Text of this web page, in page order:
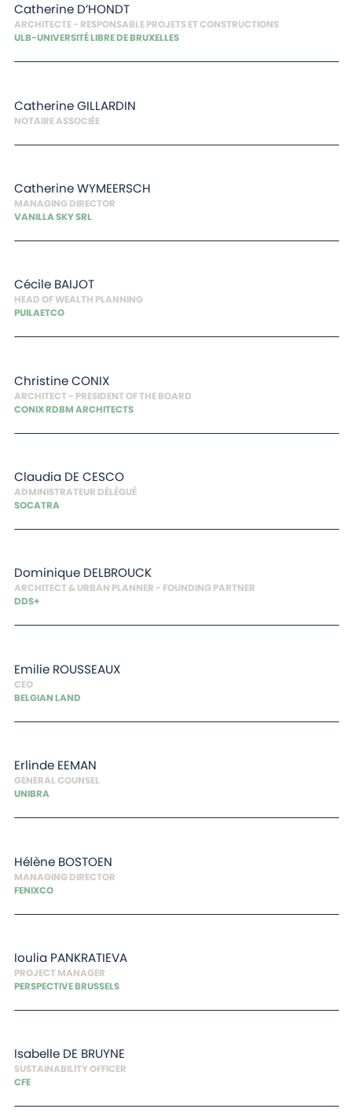
Catherine D’HONDT
ARCHITECTE - RESPONSABLE PROJETS ET CONSTRUCTIONS
ULB-UNIVERSITÉ LIBRE DE BRUXELLES
CatherineGILLARDIN
NOTAIRE ASSOCIÉE
CatherineWYMEERSCH
MANAGING DIRECTOR
VANILLA SKY SRL
Cécile BAIJOT
HEAD OF WEALTH PLANNING
PUILAETCO
ChristineCONIX
ARCHITECT - PRESIDENT OF THE BOARD
CONIX RDBM ARCHITECTS
Claudia DE CESCO
ADMINISTRATEUR DÉLÉGUÉ
SOCATRA
Dominique DELBROUCK
ARCHITECT & URBAN PLANNER - FOUNDING PARTNER
DDS+
Emilie ROUSSEAUX
CEO
BELGIAN LAND
Erlinde EEMAN
GENERAL COUNSEL
UNIBRA
Hélène BOSTOEN
MANAGING DIRECTOR
FENIXCO
Ioulia PANKRATIEVA
PROJECT MANAGER
PERSPECTIVE BRUSSELS
Isabelle DE BRUYNE
SUSTAINABILITY OFFICER
CFE